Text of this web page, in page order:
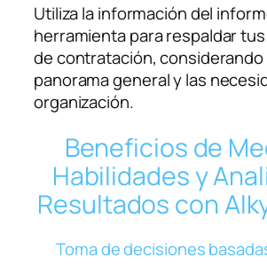
Utiliza la información del
herramienta para respaldar
de contratación, considerando
panorama general y las
organización.
Beneficios de
Habilidades y
Resultados con
Toma de decisiones